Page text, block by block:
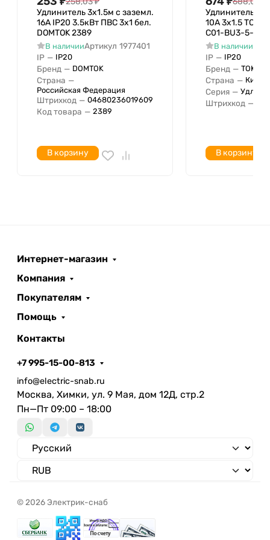
Количество CEE штепсельных
розеток
Количество штепсельных розеток с
заземлением
Количество других штепсельных
розеток
Количество штепсельных розеток
евростандарта
Общее количество штепсельных
розеток
Количество розеток швейцарского
стандарта тип 15
Количество розеток швейцарского
стандарта тип 23
стандарта тип 25
Обозначение NEMA
мультистандартных розеток
Количество розеток Тип P17 (Италия)
Удлинитель 3х1.5м с заземл.
16А IP20 3.5кВт ПВС 3х1 бел.
DOMTOK 2389
В наличииАртикул 1977401
IP — IP20
Бренд — DOMTOK
Страна —
Российская Федерация
Штрихкод — 04680236019609
Код товара — 2389
В корзину
Удлинитель
10А 3х1.5
C01-BU3-5-1.5-
В наличии
IP — IP20
Бренд — TOKOV
Страна — Китай
Серия —
Штрихкод —
В корзину
Интернет-магазин
Компания
Покупателям
Помощь
Контакты
+7 995-15-00-813
info@electric-snab.ru
Москва, Химки, ул. 9 Мая, дом 12Д, стр.2
Пн—Пт 09:00 – 18:00
© 2026 Электрик-снаб